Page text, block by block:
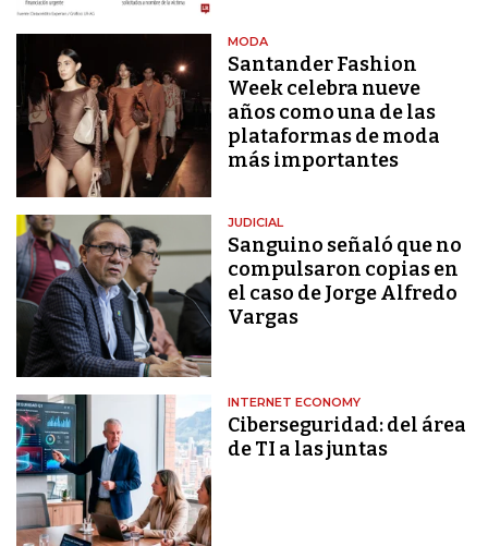
MODA
Santander Fashion
Week celebra nueve
años como una de las
plataformas de moda
más importantes
JUDICIAL
Sanguino señaló que no
compulsaron copias en
el caso de Jorge Alfredo
Vargas
INTERNET ECONOMY
Ciberseguridad: del área
de TI a las juntas